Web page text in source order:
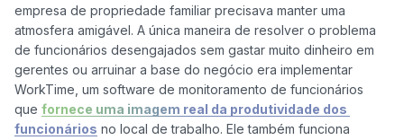
empresa de propriedade familiar precisava manter uma
atmosfera amigável. A única maneira de resolver o problema
de funcionários desengajados sem gastar muito dinheiro em
gerentes ou arruinar a base do negócio era implementar
WorkTime, um software de monitoramento de funcionários
que fornece uma imagem real da produtividade dos
funcionários no local de trabalho. Ele também funciona